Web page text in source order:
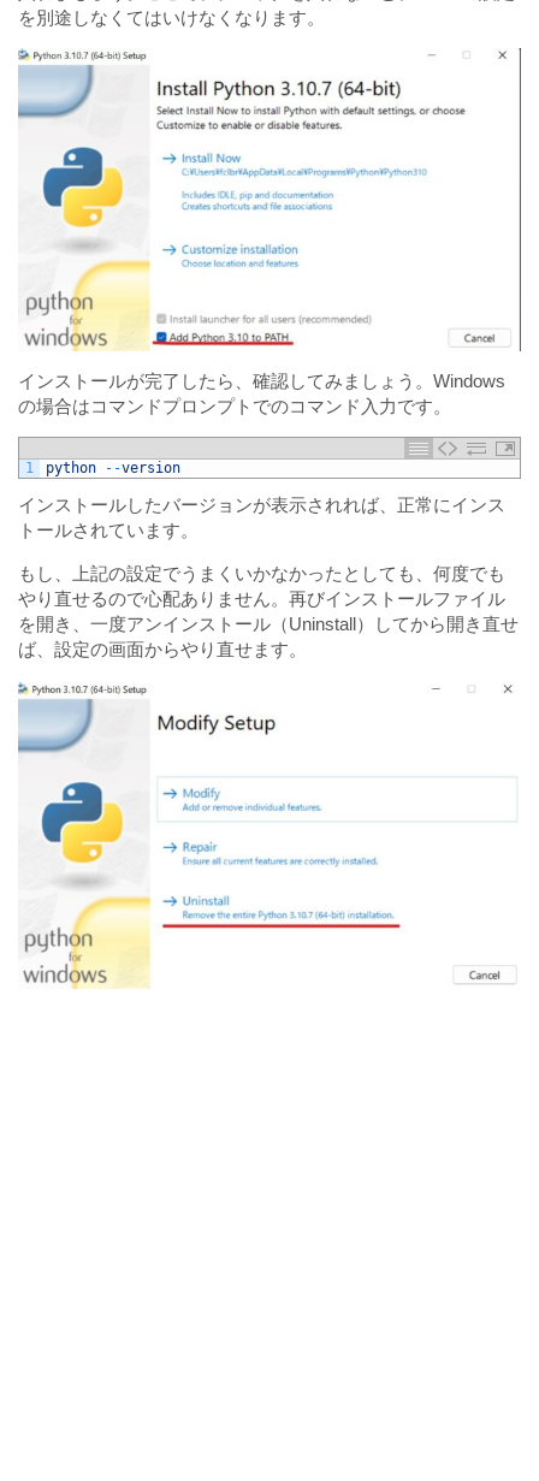
を別途しなくてはいけなくなります。
インストールが完了したら、確認してみましょう。Windows
の場合はコマンドプロンプトでのコマンド入力です。
1 python --version
インストールしたバージョンが表示されれば、正常にインス
トールされています。
もし、上記の設定でうまくいかなかったとしても、何度でも
やり直せるので心配ありません。再びインストールファイル
を開き、一度アンインストール（Uninstall）してから開き直せ
ば、設定の画面からやり直せます。